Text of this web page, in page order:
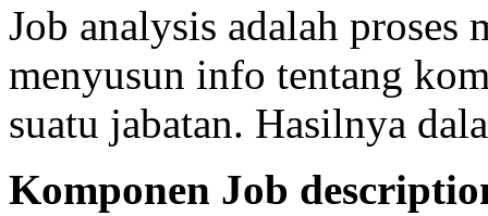
Job analysis adalah proses
menyusun info tentang
suatu jabatan. Hasilnya
Komponen Job